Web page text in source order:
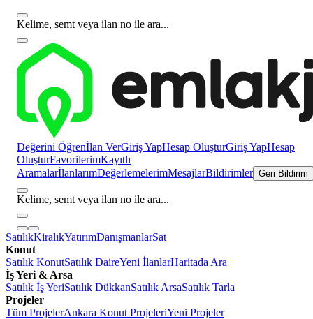
Kelime, semt veya ilan no ile ara...
Değerini Öğrenİlan VerGiriş YapHesap OluşturGiriş YapHesap
OluşturFavorilerimKayıtlı
AramalarİlanlarımDeğerlemelerimMesajlarBildirimler Geri Bildirim
Kelime, semt veya ilan no ile ara...
SatılıkKiralıkYatırımDanışmanlarSat
Konut
Satılık KonutSatılık DaireYeni İlanlarHaritada Ara
İş Yeri & Arsa
Satılık İş YeriSatılık DükkanSatılık ArsaSatılık Tarla
Projeler
Tüm ProjelerAnkara Konut ProjeleriYeni Projeler